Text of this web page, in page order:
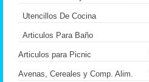
Utencillos De Cocina
Articulos Para Baño
Articulos para Picnic
Avenas, Cereales y Comp. Alim.